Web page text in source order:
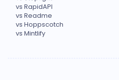
vs RapidAPI
vs Readme
vs Hoppscotch
vs Mintlify